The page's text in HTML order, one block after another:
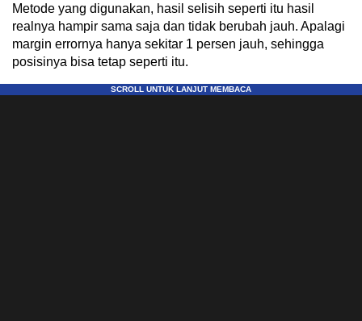
Metode yang digunakan, hasil selisih seperti itu hasil
realnya hampir sama saja dan tidak berubah jauh. Apalagi
margin errornya hanya sekitar 1 persen jauh, sehingga
posisinya bisa tetap seperti itu.